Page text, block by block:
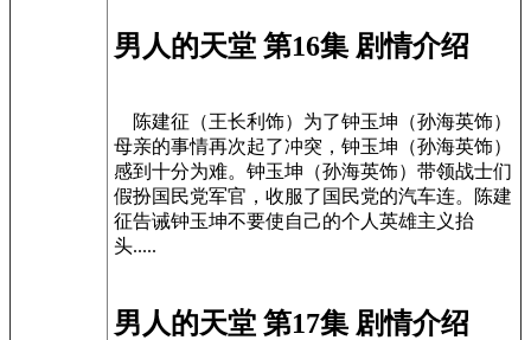
男人的天堂 第16集 剧情介绍
陈建征（王长利饰）为了钟玉坤（孙海英饰）
母亲的事情再次起了冲突，钟玉坤（孙海英饰）
感到十分为难。钟玉坤（孙海英饰）带领战士们
假扮国民党军官，收服了国民党的汽车连。陈建
征告诫钟玉坤不要使自己的个人英雄主义抬
头.....
男人的天堂 第17集 剧情介绍